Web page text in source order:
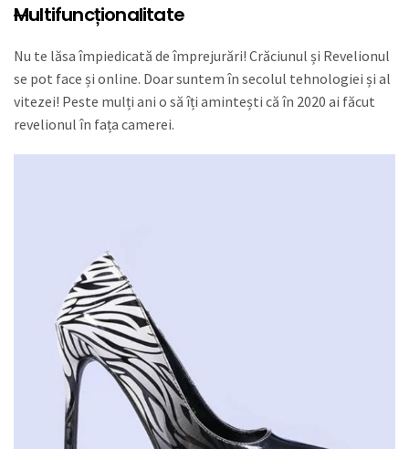
Multifuncționalitate
Nu te lăsa împiedicată de împrejurări! Crăciunul și Revelionul
se pot face și online. Doar suntem în secolul tehnologiei și al
vitezei! Peste mulți ani o să îți amintești că în 2020 ai făcut
revelionul în fața camerei.